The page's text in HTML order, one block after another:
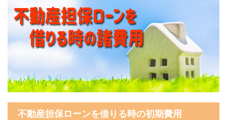
不動産担保ローンを借りる時の初期費用